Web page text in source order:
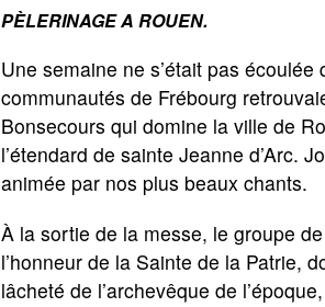
PÈLERINAGE A ROUEN.
Une semaine ne s’était pas
communautés de Frébourg
Bonsecours qui domine la ville de
l’étendard de sainte Jeanne d’Arc.
animée par nos plus beaux chants.
À la sortie de la messe, le groupe
l’honneur de la Sainte de la Patrie,
lâcheté de l’archevêque de